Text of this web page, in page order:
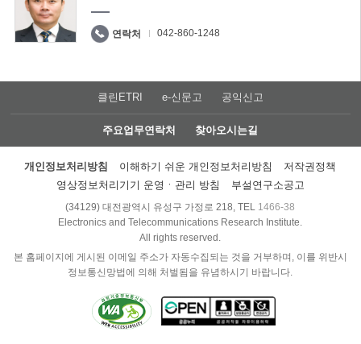
연락처 042-860-1248
클린ETRI e-신문고 공익신고
주요업무연락처 찾아오시는길
개인정보처리방침 이해하기 쉬운 개인정보처리방침
저작권정책
영상정보처리기기 운영ㆍ관리 방침
부설연구소공고
(34129) 대전광역시 유성구 가정로 218, TEL 1466-38
Electronics and Telecommunications Research Institute.
All rights reserved.
본 홈페이지에 게시된 이메일 주소가 자동수집되는 것을 거부하며, 이를 위반시
정보통신망법에 의해 처벌됨을 유념하시기 바랍니다.